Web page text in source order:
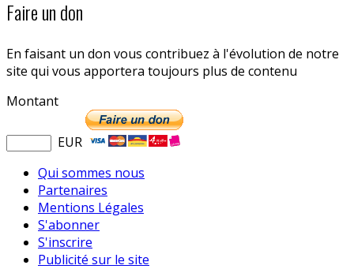
Faire un don
En faisant un don vous contribuez à l'évolution de notre
site qui vous apportera toujours plus de contenu
Montant
EUR
Qui sommes nous
Partenaires
Mentions Légales
S'abonner
S'inscrire
Publicité sur le site